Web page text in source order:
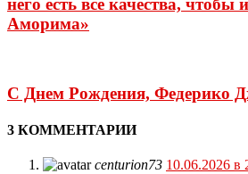
него есть все качества, чтобы
Аморима»
С Днем Рождения, Федерико
3 КОММЕНТАРИИ
centurion73 10.06.2026 в